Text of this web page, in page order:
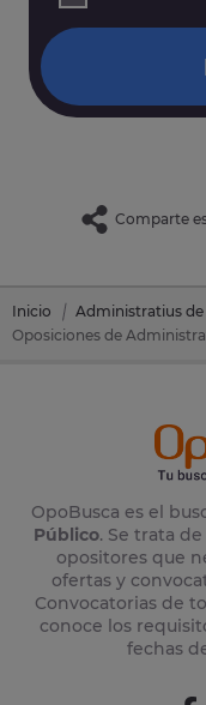
Comparte
Inicio Administratius de
OpoBusca es el
Público. Se trata
opositores que
ofertas y
Convocatorias de
conoce los
fechas